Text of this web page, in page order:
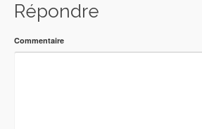
Répondre
Commentaire